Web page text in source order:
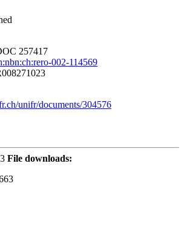
257417
002-114569
unifr/documents/304576
File downloads: